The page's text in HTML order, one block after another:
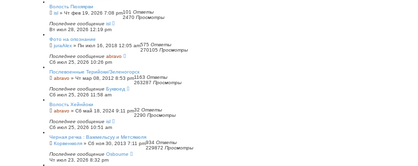
Волость Пюхяярви
isl » Чт фев 19, 2026 7:08 pm101 Ответы
2470 Просмотры
Последнее сообщение isl
Вт июл 28, 2026 12:19 pm
Фото на опознание
juraAlex » Пн июл 16, 2018 12:05 am575 Ответы
270105 Просмотры
Последнее сообщение abravo
Сб июл 25, 2026 10:26 pm
Послевоенные Терийоки/Зеленогорск
abravo » Чт мар 08, 2012 8:53 pm1163 Ответы
263287 Просмотры
Последнее сообщение Буквоед
Сб июл 25, 2026 11:58 am
Волость Хейнйоки
abravo » Сб май 18, 2024 9:11 pm32 Ответы
2290 Просмотры
Последнее сообщение isl
Сб июл 25, 2026 10:51 am
Черная речка : Ваммельсуу и Метсякюля
Корвенкюля » Сб ноя 30, 2013 7:11 pm934 Ответы
229872 Просмотры
Последнее сообщение Osbourne
Чт июл 23, 2026 8:32 pm